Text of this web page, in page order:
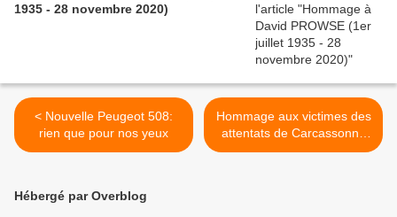
1935 - 28 novembre 2020)
< Nouvelle Peugeot 508:
rien que pour nos yeux
Hommage aux victimes des
attentats de Carcassonne
et de Trèbes >
Hébergé par Overblog